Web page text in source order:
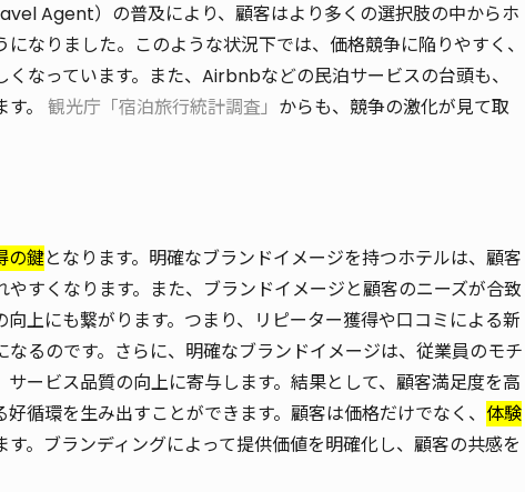
Agent）の普及により、顧客はより多くの選択肢の中からホ
なりました。このような状況下では、価格競争に陥りやすく、
なっています。また、Airbnbなどの民泊サービスの台頭も、
。 観光庁「宿泊旅行統計調査」 からも、競争の激化が見て取
の鍵となります。明確なブランドイメージを持つホテルは、顧客
すくなります。また、ブランドイメージと顧客のニーズが合致
上にも繋がります。つまり、リピーター獲得や口コミによる新
るのです。さらに、明確なブランドイメージは、従業員のモチ
ービス品質の向上に寄与します。結果として、顧客満足度を高
循環を生み出すことができます。顧客は価格だけでなく、 体験
。ブランディングによって提供価値を明確化し、顧客の共感を